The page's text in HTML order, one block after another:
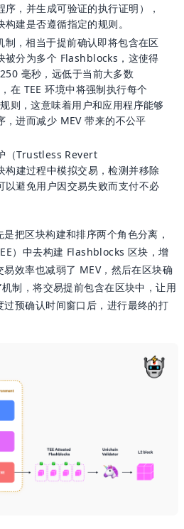
，并生成可验证的执行证明），
建是否遵循指定的规则。
，相当于提前确认即将包含在区
被分为多个 Flashblocks，这使得
毫秒，远低于当前大多数
在 TEE 环境中将强制执行每个
则，这意味着用户和应用程序能够
，进而减少 MEV 带来的不公平
（Trustless Revert
建过程中模拟交易，检测并移除
以避免用户因交易失败而支付不必
把区块构建和排序两个角色分离，
）中去构建 Flashblocks 区块，增
效率也减弱了 MEV，然后在区块确
制，将交易提前包含在区块中，让用
过预确认时间窗口后，进行最终的打